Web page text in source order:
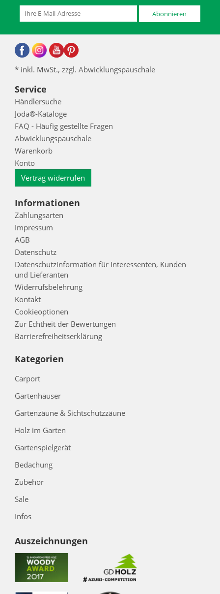
Abonnieren
* inkl. MwSt., zzgl. Abwicklungspauschale
Service
Händlersuche
Joda®-Kataloge
FAQ - Häufig gestellte Fragen
Abwicklungspauschale
Warenkorb
Konto
Vertrag widerrufen
Informationen
Zahlungsarten
Impressum
AGB
Datenschutz
Datenschutzinformation für Interessenten, Kunden
und Lieferanten
Widerrufsbelehrung
Kontakt
Cookieoptionen
Zur Echtheit der Bewertungen
Barrierefreiheitserklärung
Kategorien
Carport
Gartenhäuser
Gartenzäune & Sichtschutzzäune
Holz im Garten
Gartenspielgerät
Bedachung
Zubehör
Sale
Infos
Auszeichnungen